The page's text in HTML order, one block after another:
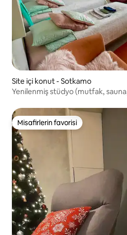
Site içi konut - Sotkamo
Yenilenmiş stüdyo (mutfak,
Misafirlerin favorisi
Misafirlerin favorisi